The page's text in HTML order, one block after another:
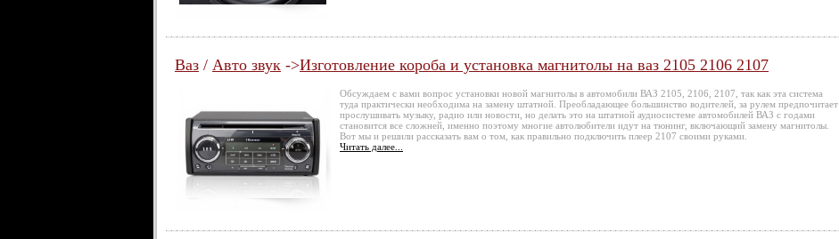
Ваз / Авто звук ->Изготовление короба и установка магнитолы на ваз 2105 2106 2107
Обсуждаем с вами вопрос установки новой магнитолы в автомобили ВАЗ 2105, 2106, 2107, так как эта система
туда практически необходима на замену штатной. Преобладающее большинство водителей, за рулем предпочитает
прослушивать музыку, радио или новости, но делать это на штатной аудиосистеме автомобилей ВАЗ с годами
становится все сложней, именно поэтому многие автолюбители идут на тюнинг, включающий замену магнитолы.
Вот мы и решили рассказать вам о том, как правильно подключить плеер 2107 своими руками.
Читать далее...